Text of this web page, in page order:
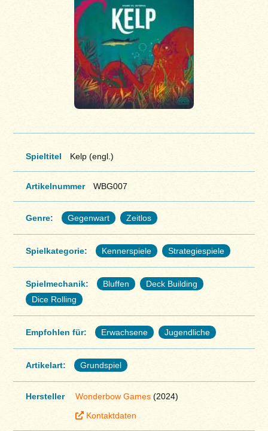
Spieltitel Kelp (engl.)
Artikelnummer WBG007
Genre: Gegenwart Zeitlos
Spielkategorie: Kennerspiele Strategiespiele
Spielmechanik: Bluffen
Deck Building
Dice Rolling
Empfohlen für: Erwachsene Jugendliche
Artikelart: Grundspiel
Hersteller Wonderbow Games(2024)
Kontaktdaten